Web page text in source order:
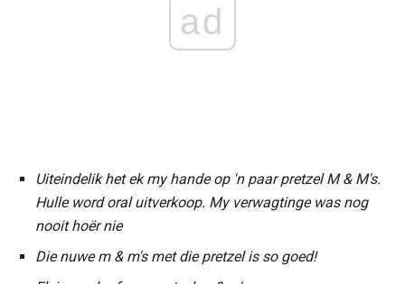
ad
Uiteindelik het ek my hande op 'n paar pretzel M & M's.
Hulle word oral uitverkoop. My verwagtinge was nog
nooit hoër nie
Die nuwe m & m's met die pretzel is so goed!